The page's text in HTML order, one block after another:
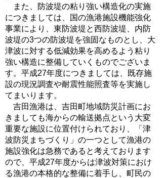
また、防波堤の粘り強い構造化の実施
につきましては、国の漁港施設機能強化
事業により、東防波堤と西防波堤、内防
波堤の3つの防波堤を強固なものとし、大
津波に対する低減効果を高めるよう粘り
強い構造に整備していくものでございま
す。平成27年度につきましては、既存施
設の現況調査や耐震性能照査等を実施し
てまいります。
吉田漁港は、吉田町地域防災計画にお
きましても海からの輸送拠点という大変
重要な施設に位置付けられており、「津
波防災まちづくり」の一つとして漁港の
施設強化は急務であると考えております
ので、平成27年度からは津波対策におけ
る漁港の本格的な整備に着手し、町民の